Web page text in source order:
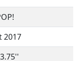
2017